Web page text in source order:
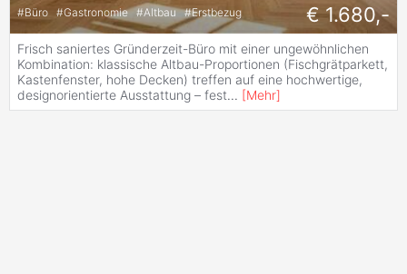
#Büro #Gastronomie #Altbau #Erstbezug € 1.680,-
Frisch saniertes Gründerzeit-Büro mit einer ungewöhnlichen
Kombination: klassische Altbau-Proportionen (Fischgrätparkett,
Kastenfenster, hohe Decken) treffen auf eine hochwertige,
designorientierte Ausstattung – fest... [Mehr]